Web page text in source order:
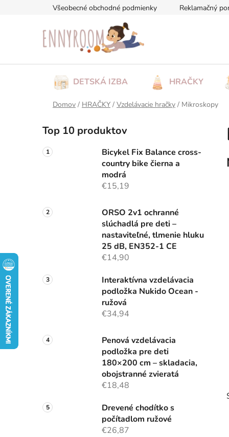
Všeobecné obchodné podmienky Reklamačný
DETSKÁ IZBA HRAČKY
Domov / HRAČKY / Vzdelávacie hračky / Mikroskopy
o
č
n
n
Top 10 produktov
Bicykel Fix Balance cross-
country bike čierna a
modrá
€15,19
ORSO 2v1 ochranné
slúchadlá pre deti –
nastaviteľné, tlmenie hluku
25 dB, EN352-1 CE
€14,90
Interaktívna vzdelávacia
podložka Nukido Ocean -
ružová
€34,94
Penová vzdelávacia
podložka pre deti
180×200 cm – skladacia,
obojstranné zvieratá
€18,48
Drevené chodítko s
počítadlom ružové
€26,87